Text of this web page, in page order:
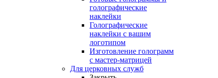
голографические
наклейки
Голографические
наклейки с вашим
логотипом
Изготовление голограмм
с мастер-матрицей
Для церковных служб